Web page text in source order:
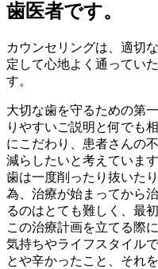
歯医者です。
カウンセリングは、適切
定して心地よく通ってい
す。
大切な歯を守るための第
りやすいご説明と何でも
にこだわり、患者さんの
減らしたいと考えています
歯は一度削ったり抜いた
為、治療が始まってから
るのはとても難しく、最
この治療計画を立てる際
気持ちやライフスタイル
とや辛かったこと、それ